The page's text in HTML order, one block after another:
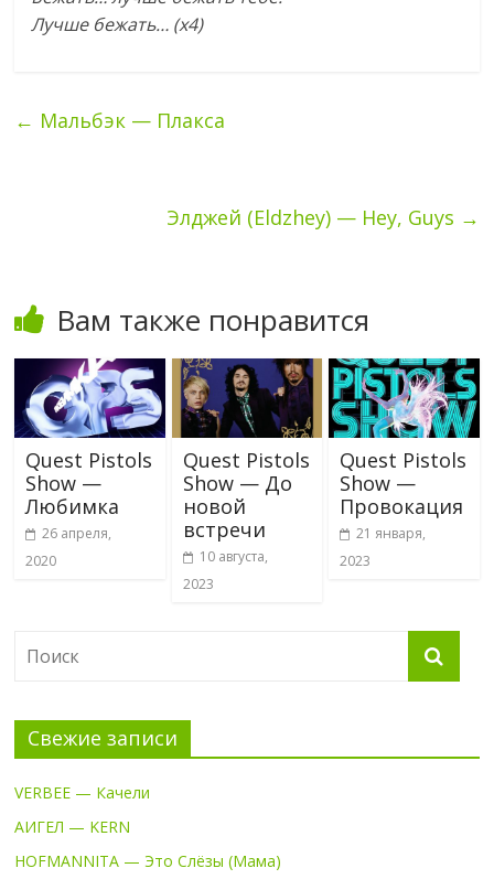
Лучше бежать… (х4)
← Мальбэк — Плакса
Элджей (Eldzhey) — Hey, Guys →
Вам также понравится
Quest Pistols
Show —
Любимка
26 апреля,
2020
Quest Pistols
Show — До
новой
встречи
10 августа,
2023
Quest Pistols
Show —
Провокация
21 января,
2023
Свежие записи
VERBEE — Качели
АИГЕЛ — KERN
HOFMANNITA — Это Слёзы (Мама)